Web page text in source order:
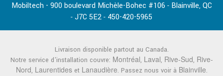
Mobiltech - 900 boulevard Michèle-Bohec #106 - Blainville, QC
- J7C 5E2 - 450-420-5965
Livraison disponible partout au Canada.
Notre service d'installation couvre: Montréal, Laval, Rive-Sud, Rive-
Nord, Laurentideset Lanaudière. Passez nous voir à Blainville.